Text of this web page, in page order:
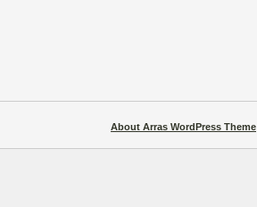
About Arras WordPress Theme